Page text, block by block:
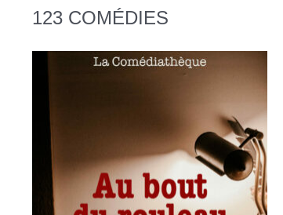
123 COMÉDIES